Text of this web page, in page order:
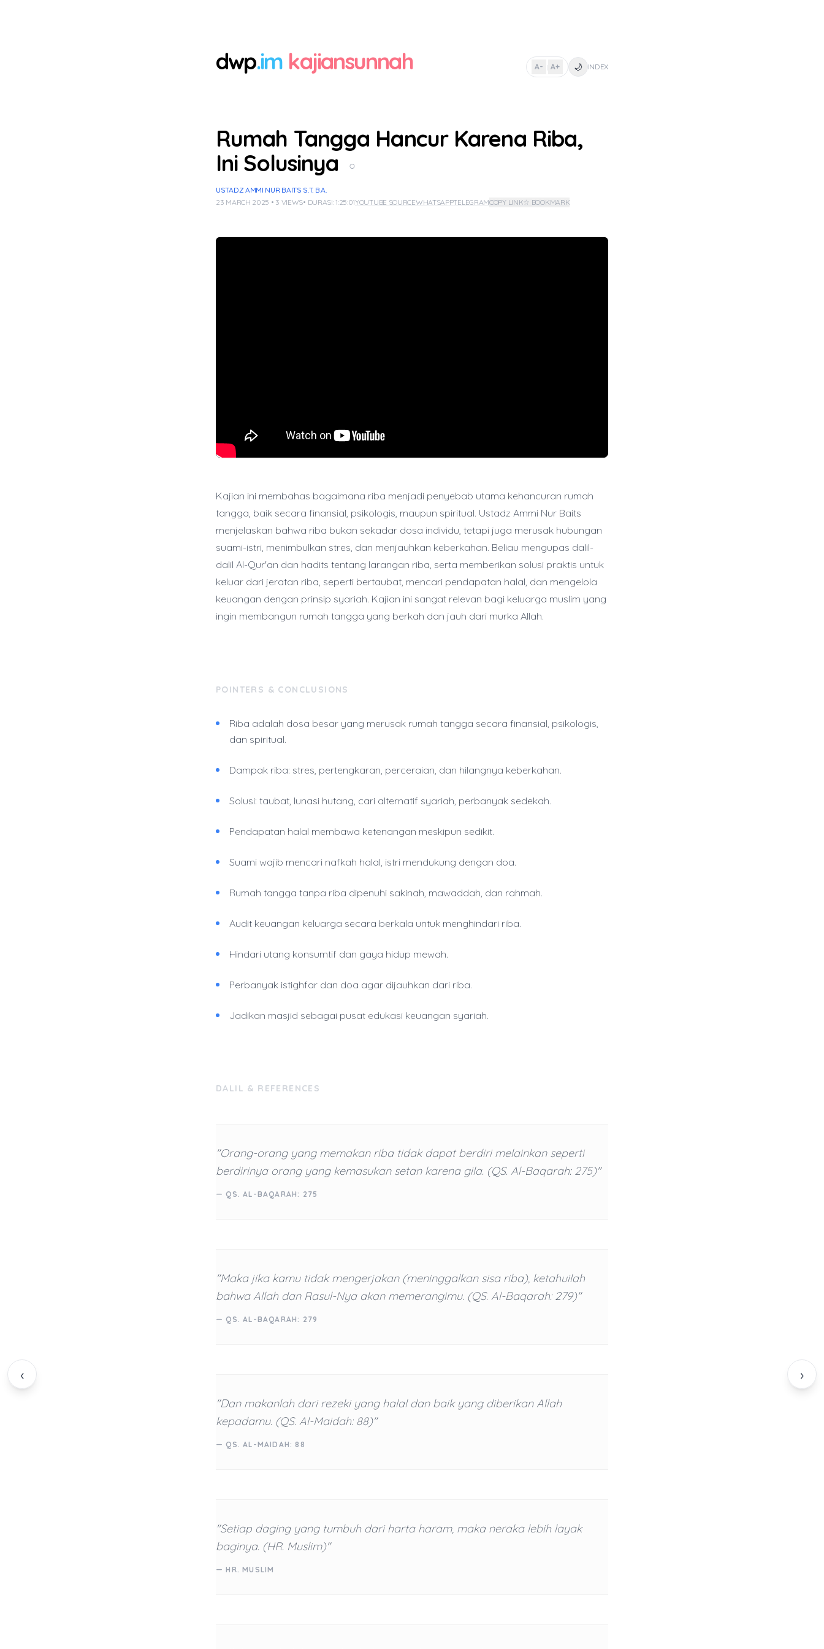
dwp.im kajiansunnah A- | A+ 🌙 INDEX
‹ ›
Rumah Tangga Hancur Karena Riba,
Ini Solusinya
○
USTADZ AMMI NUR BAITS S.T. B.A.
23 MARCH 2025 • 3 VIEWS• DURASI: 1:25:01YOUTUBE SOURCEWHATSAPPTELEGRAMCOPY LINK☆ BOOKMARK
Kajian ini membahas bagaimana riba menjadi penyebab utama kehancuran rumah
tangga, baik secara finansial, psikologis, maupun spiritual. Ustadz Ammi Nur Baits
menjelaskan bahwa riba bukan sekadar dosa individu, tetapi juga merusak hubungan
suami-istri, menimbulkan stres, dan menjauhkan keberkahan. Beliau mengupas dalil-
dalil Al-Qur'an dan hadits tentang larangan riba, serta memberikan solusi praktis untuk
keluar dari jeratan riba, seperti bertaubat, mencari pendapatan halal, dan mengelola
keuangan dengan prinsip syariah. Kajian ini sangat relevan bagi keluarga muslim yang
ingin membangun rumah tangga yang berkah dan jauh dari murka Allah.
POINTERS & CONCLUSIONS
Riba adalah dosa besar yang merusak rumah tangga secara finansial, psikologis,
dan spiritual.
Dampak riba: stres, pertengkaran, perceraian, dan hilangnya keberkahan.
Solusi: taubat, lunasi hutang, cari alternatif syariah, perbanyak sedekah.
Pendapatan halal membawa ketenangan meskipun sedikit.
Suami wajib mencari nafkah halal, istri mendukung dengan doa.
Rumah tangga tanpa riba dipenuhi sakinah, mawaddah, dan rahmah.
Audit keuangan keluarga secara berkala untuk menghindari riba.
Hindari utang konsumtif dan gaya hidup mewah.
Perbanyak istighfar dan doa agar dijauhkan dari riba.
Jadikan masjid sebagai pusat edukasi keuangan syariah.
DALIL & REFERENCES
"Orang-orang yang memakan riba tidak dapat berdiri melainkan seperti
berdirinya orang yang kemasukan setan karena gila. (QS. Al-Baqarah: 275)"
— QS. AL-BAQARAH: 275
"Maka jika kamu tidak mengerjakan (meninggalkan sisa riba), ketahuilah
bahwa Allah dan Rasul-Nya akan memerangimu. (QS. Al-Baqarah: 279)"
— QS. AL-BAQARAH: 279
"Dan makanlah dari rezeki yang halal dan baik yang diberikan Allah
kepadamu. (QS. Al-Maidah: 88)"
— QS. AL-MAIDAH: 88
"Setiap daging yang tumbuh dari harta haram, maka neraka lebih layak
baginya. (HR. Muslim)"
— HR. MUSLIM